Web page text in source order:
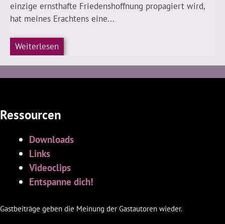
einzige ernsthafte Friedenshoffnung propagiert wird,
hat meines Erachtens eine...
Weiterlesen
Ressourcen
Downloads
Links
Videoclips
Entspanne dich!
Gastbeiträge geben die Meinung der Gastautoren wieder.